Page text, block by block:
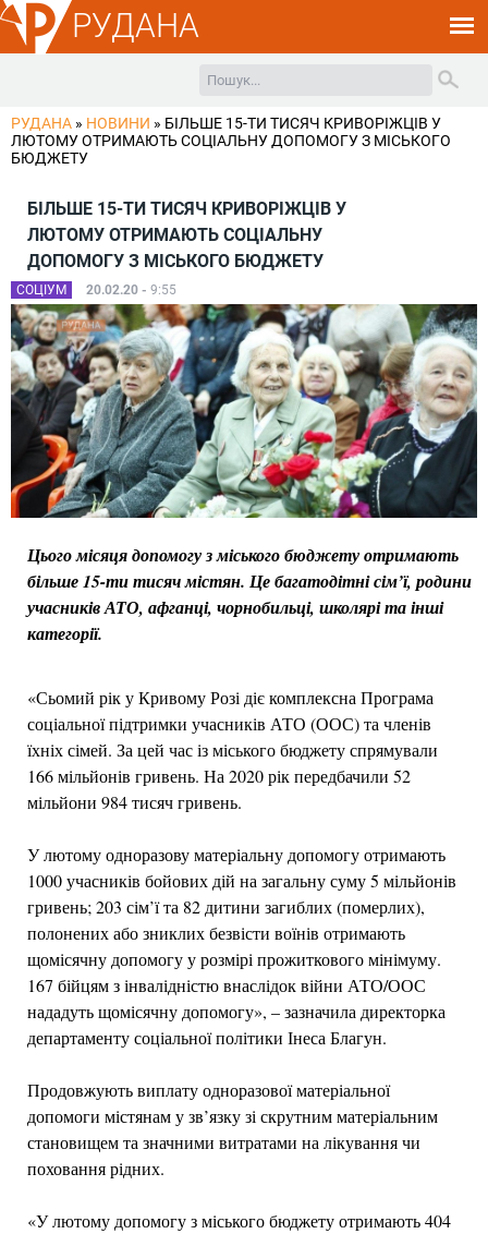
РУДАНА
РУДАНА » НОВИНИ » БІЛЬШЕ 15-ТИ ТИСЯЧ КРИВОРІЖЦІВ У
ЛЮТОМУ ОТРИМАЮТЬ СОЦІАЛЬНУ ДОПОМОГУ З МІСЬКОГО
БЮДЖЕТУ
БІЛЬШЕ 15-ТИ ТИСЯЧ КРИВОРІЖЦІВ У
ЛЮТОМУ ОТРИМАЮТЬ СОЦІАЛЬНУ
ДОПОМОГУ З МІСЬКОГО БЮДЖЕТУ
СОЦІУМ 20.02.20 - 9:55
Цього місяця допомогу з міського бюджету отримають
більше 15-ти тисяч містян. Це багатодітні сім’ї, родини
учасників АТО, афганці, чорнобильці, школярі та інші
категорії.
«Сьомий рік у Кривому Розі діє комплексна Програма
соціальної підтримки учасників АТО (ООС) та членів
їхніх сімей. За цей час із міського бюджету спрямували
166 мільйонів гривень. На 2020 рік передбачили 52
мільйони 984 тисяч гривень.
У лютому одноразову матеріальну допомогу отримають
1000 учасників бойових дій на загальну суму 5 мільйонів
гривень; 203 сім’ї та 82 дитини загиблих (померлих),
полонених або зниклих безвісти воїнів отримають
щомісячну допомогу у розмірі прожиткового мінімуму.
167 бійцям з інвалідністю внаслідок війни АТО/ООС
нададуть щомісячну допомогу», – зазначила директорка
департаменту соціальної політики Інеса Благун.
Продовжують виплату одноразової матеріальної
допомоги містянам у зв’язку зі скрутним матеріальним
становищем та значними витратами на лікування чи
поховання рідних.
«У лютому допомогу з міського бюджету отримають 404